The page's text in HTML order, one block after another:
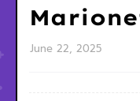
June 22, 2025